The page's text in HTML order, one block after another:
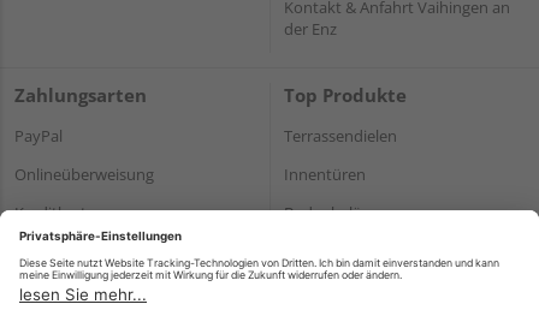
Kontakt & Anfahrt Vaihingen an
der Enz
Zahlungsarten
PayPal
Onlineüberweisung
Kreditkarte
*Bonität vorausgesetzt
Top Produkte
Terrassendielen
Innentüren
Bodenbeläge